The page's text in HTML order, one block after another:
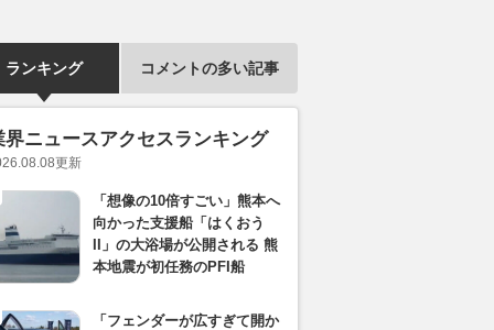
ランキング コメントの多い記事
界ニュースアクセスランキング
更新
「想像の10倍すごい」熊本へ
向かった支援船「はくおう
II」の大浴場が公開される 熊
本地震が初任務のPFI船
「フェンダーが広すぎて開か